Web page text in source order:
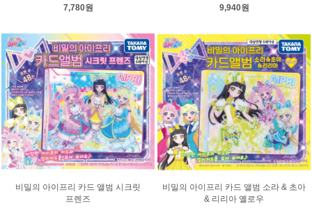
7,780원
9,940원
비밀의 아이프리 카드 앨범 시크릿
프렌즈
비밀의 아이프리 카드 앨범 소라 & 초아
& 리리아 옐로우